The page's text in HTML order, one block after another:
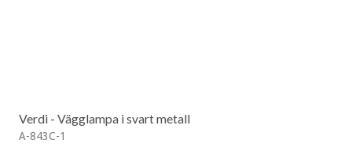
Verdi - Vägglampa i svart metall
A-843C-1